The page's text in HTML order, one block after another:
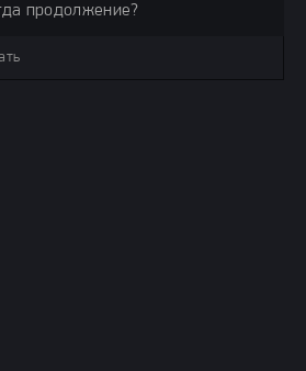
продолжение?